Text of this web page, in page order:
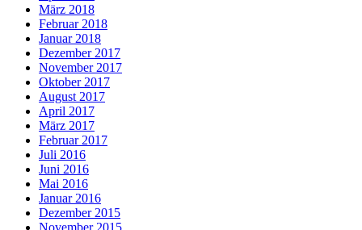
März 2018
Februar 2018
Januar 2018
Dezember 2017
November 2017
Oktober 2017
August 2017
April 2017
März 2017
Februar 2017
Juli 2016
Juni 2016
Mai 2016
Januar 2016
Dezember 2015